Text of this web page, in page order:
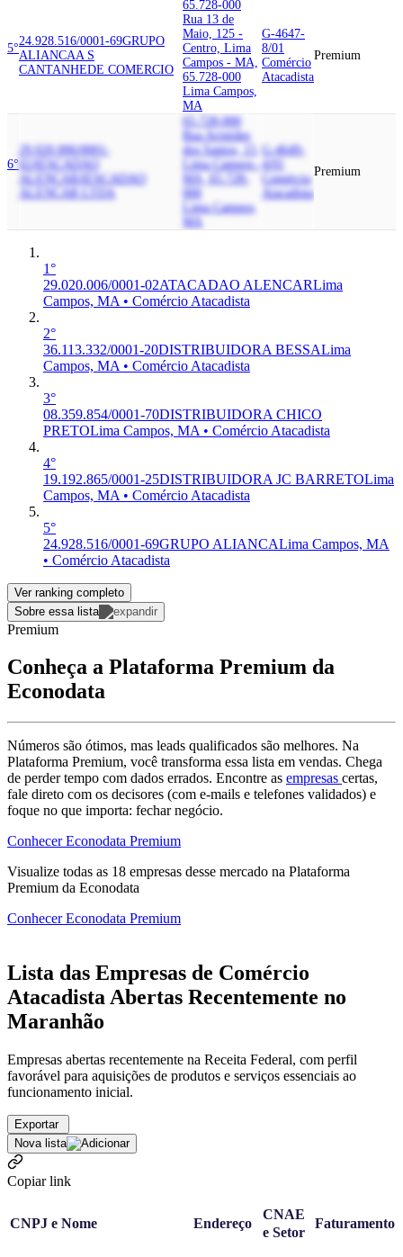
5°
24.928.516/0001-69GRUPO
ALIANCAA S
CANTANHEDE COMERCIO
65.728-000
Rua 13 de
Maio, 125 -
Centro, Lima
Campos - MA,
65.728-000
Lima Campos,
MA
G-4647-
8/01
Comércio
Atacadista
Premium
6°
29.020.006/0001-
02
ATACADAO
ALENCARATACADAO
ALENCAR LTDA
65.728-000
Rua Aristides
dos Santos, 15,
Lima Campos -
MA, 65.728-
000
Lima Campos,
MA
G-4649-
4/01
Comércio
Atacadista
Premium
1°
29.020.006/0001-02ATACADAO ALENCARLima
Campos, MA • Comércio Atacadista
2°
36.113.332/0001-20DISTRIBUIDORA BESSALima
Campos, MA • Comércio Atacadista
3°
08.359.854/0001-70DISTRIBUIDORA CHICO
PRETOLima Campos, MA • Comércio Atacadista
4°
19.192.865/0001-25DISTRIBUIDORA JC BARRETOLima
Campos, MA • Comércio Atacadista
5°
24.928.516/0001-69GRUPO ALIANCALima Campos, MA
• Comércio Atacadista
Ver ranking completo
Sobre essa lista
Premium
Conheça a Plataforma Premium da
Econodata
Números são ótimos, mas leads qualificados são melhores. Na
Plataforma Premium, você transforma essa lista em vendas. Chega
de perder tempo com dados errados. Encontre as empresas certas,
fale direto com os decisores (com e-mails e telefones validados) e
foque no que importa: fechar negócio.
Conhecer Econodata Premium
Visualize todas as 18 empresas desse mercado na Plataforma
Premium da Econodata
Conhecer Econodata Premium
Lista das Empresas de Comércio
Atacadista Abertas Recentemente no
Maranhão
Empresas abertas recentemente na Receita Federal, com perfil
favorável para aquisições de produtos e serviços essenciais ao
funcionamento inicial.
Exportar
Nova lista
Copiar link
CNPJ e Nome Endereço
CNAE
e Setor
Faturamento